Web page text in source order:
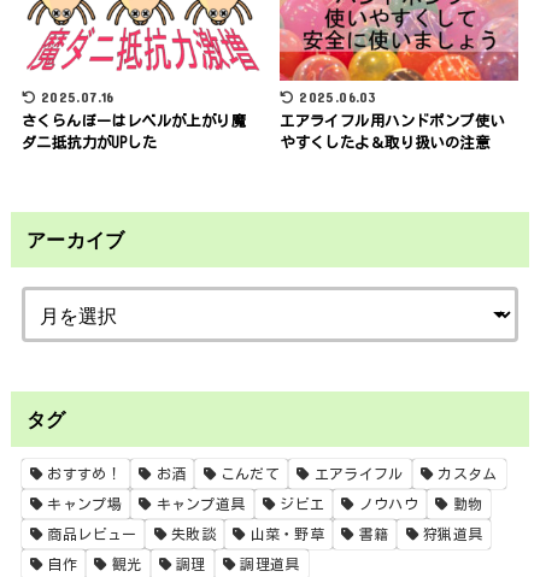
2025.07.16
さくらんぼーはレベルが上がり魔
ダニ抵抗力がUPした
2025.06.03
エアライフル用ハンドポンプ使い
やすくしたよ＆取り扱いの注意
アーカイブ
タグ
おすすめ！ お酒 こんだて エアライフル カスタム
キャンプ場 キャンプ道具 ジビエ ノウハウ 動物
商品レビュー 失敗談 山菜・野草 書籍 狩猟道具
自作 観光 調理 調理道具